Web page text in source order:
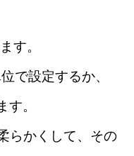
す。
で設定するか、
。
らかくして、その